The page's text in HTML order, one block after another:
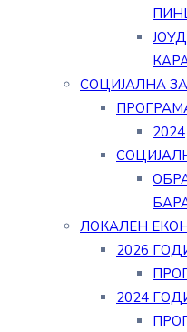
СОЦИЈАЛНА
2024
ЛОКАЛЕН
2026
2024